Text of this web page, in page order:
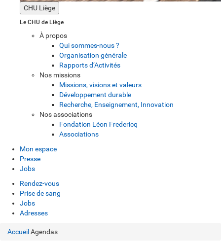
CHU Liège
Le CHU de Liège
À propos
Qui sommes-nous ?
Organisation générale
Rapports d’Activités
Nos missions
Missions, visions et valeurs
Développement durable
Recherche, Enseignement, Innovation
Nos associations
Fondation Léon Fredericq
Associations
Mon espace
Presse
Jobs
Rendez-vous
Prise de sang
Jobs
Adresses
Accueil Agendas